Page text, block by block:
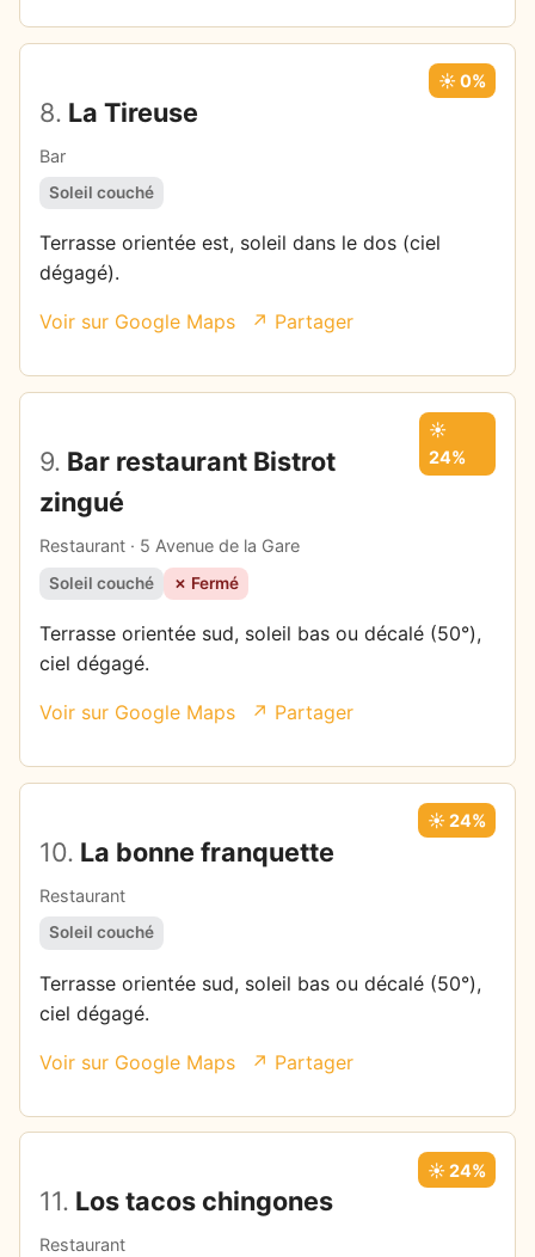
8. La Tireuse
Bar
☀️ 0%
Soleil couché
Terrasse orientée est, soleil dans le dos (ciel
dégagé).
Voir sur Google Maps ↗ Partager
9. Bar restaurant Bistrot
zingué
Restaurant · 5 Avenue de la Gare
☀️
24%
Soleil couché ✗ Fermé
Terrasse orientée sud, soleil bas ou décalé (50°),
ciel dégagé.
Voir sur Google Maps ↗ Partager
10. La bonne franquette
Restaurant
☀️ 24%
Soleil couché
Terrasse orientée sud, soleil bas ou décalé (50°),
ciel dégagé.
Voir sur Google Maps ↗ Partager
11. Los tacos chingones
Restaurant
☀️ 24%